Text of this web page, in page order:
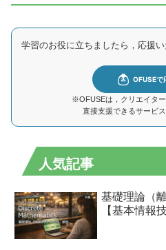
学習のお役に立ちましたら，応援い
※OFUSEは，クリエイタ
直接支援できるサービス
人気記事
基礎理論（
【基本情報